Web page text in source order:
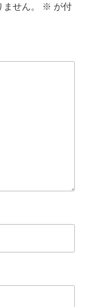
せん。 ※ が付